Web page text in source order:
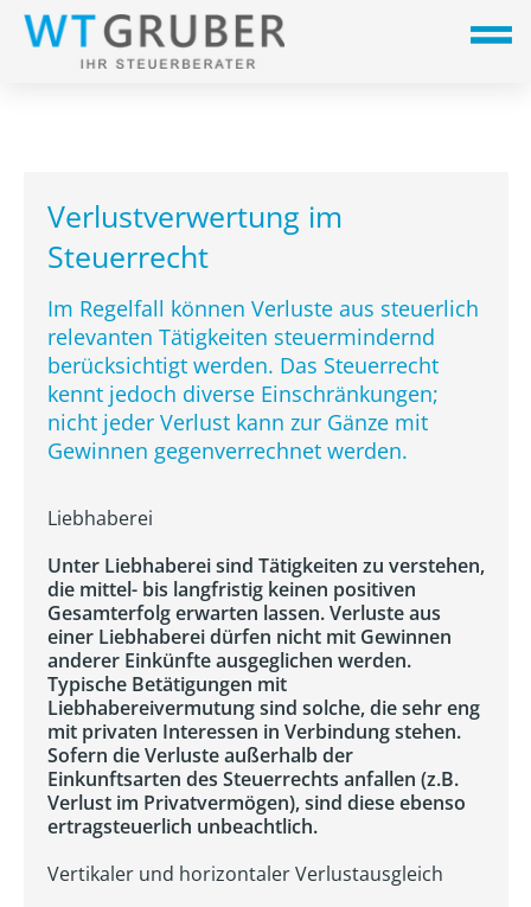
Verlustverwertung im
Steuerrecht
Im Regelfall können Verluste aus steuerlich
relevanten Tätigkeiten steuermindernd
berücksichtigt werden. Das Steuerrecht
kennt jedoch diverse Einschränkungen;
nicht jeder Verlust kann zur Gänze mit
Gewinnen gegenverrechnet werden.
Liebhaberei
Unter Liebhaberei sind Tätigkeiten zu verstehen,
die mittel- bis langfristig keinen positiven
Gesamterfolg erwarten lassen. Verluste aus
einer Liebhaberei dürfen nicht mit Gewinnen
anderer Einkünfte ausgeglichen werden.
Typische Betätigungen mit
Liebhabereivermutung sind solche, die sehr eng
mit privaten Interessen in Verbindung stehen.
Sofern die Verluste außerhalb der
Einkunftsarten des Steuerrechts anfallen (z.B.
Verlust im Privatvermögen), sind diese ebenso
ertragsteuerlich unbeachtlich.
Vertikaler und horizontaler Verlustausgleich